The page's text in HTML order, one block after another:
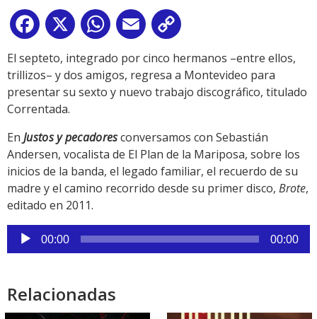
Facebook
X WhatsApp
Email
Link
El septeto, integrado por cinco hermanos –entre ellos,
trillizos– y dos amigos, regresa a Montevideo para
presentar su sexto y nuevo trabajo discográfico, titulado
Correntada.
En Justos y pecadoresconversamos con Sebastián
Andersen, vocalista de El Plan de la Mariposa, sobre los
inicios de la banda, el legado familiar, el recuerdo de su
madre y el camino recorrido desde su primer disco, Brote,
editado en 2011.
Reproductor
de
00:00 00:00
Relacionadas